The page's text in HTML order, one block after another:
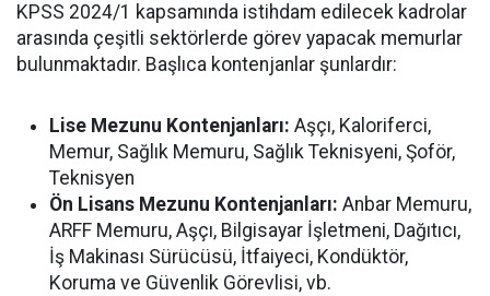
KPSS 2024/1 kapsamında istihdam edilecek kadrolar
arasında çeşitli sektörlerde görev yapacak memurlar
bulunmaktadır. Başlıca kontenjanlar şunlardır:
Lise Mezunu Kontenjanları: Aşçı, Kaloriferci,
Memur, Sağlık Memuru, Sağlık Teknisyeni, Şoför,
Teknisyen
Ön Lisans Mezunu Kontenjanları: Anbar Memuru,
ARFF Memuru, Aşçı, Bilgisayar İşletmeni, Dağıtıcı,
İş Makinası Sürücüsü, İtfaiyeci, Kondüktör,
Koruma ve Güvenlik Görevlisi, vb.